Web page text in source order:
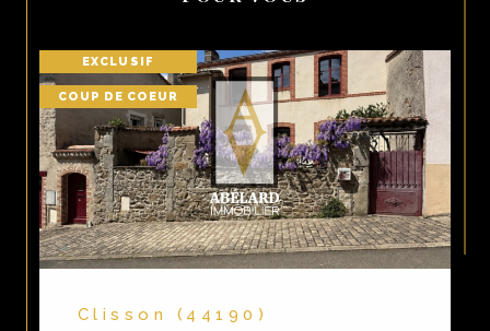
Contactez Abélard Immobilier
Envie d’en savoir plus ou de démarrer votre projet ? Contactez-
nous dès aujourd’hui au 02 51 25 27 58 ou par email
àabelardimmobilier@gmail.com. Nous serons ravis de vous
accueillir à notre agence, située au 2 rue du Plessis Guéry, 44330
Le Pallet, pour discuter de vos besoins.
EXCLUSIF
COUP DE COEUR
Clisson (44190)